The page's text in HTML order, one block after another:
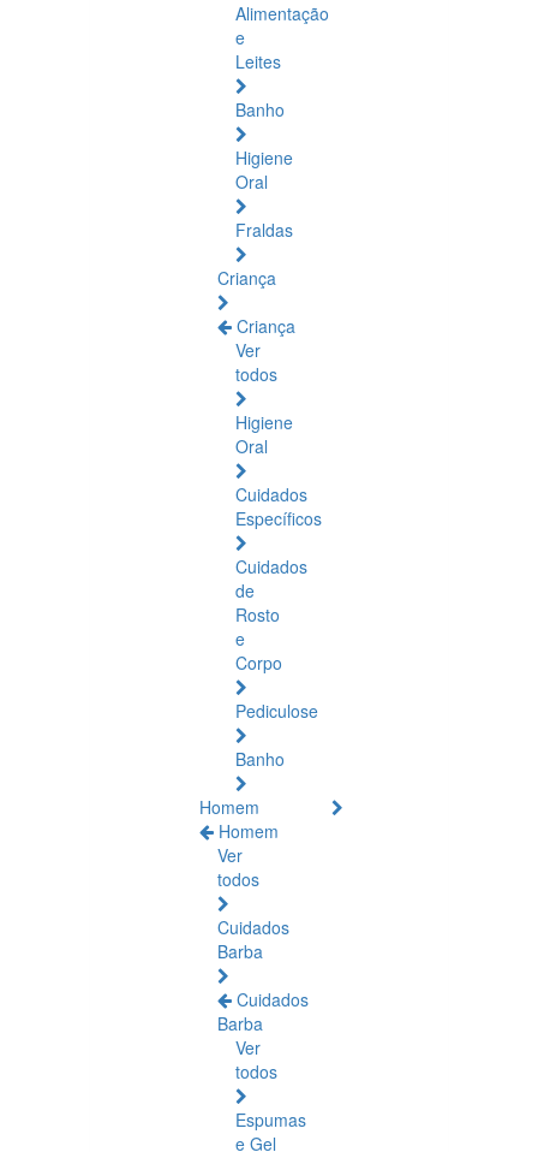
Alimentação
e
Leites
Banho
Higiene
Oral
Fraldas
Criança
Criança
Ver
todos
Higiene
Oral
Cuidados
Específicos
Cuidados
de
Rosto
e
Corpo
Pediculose
Banho
Homem
Homem
Ver
todos
Cuidados
Barba
Cuidados
Barba
Ver
todos
Espumas
e Gel